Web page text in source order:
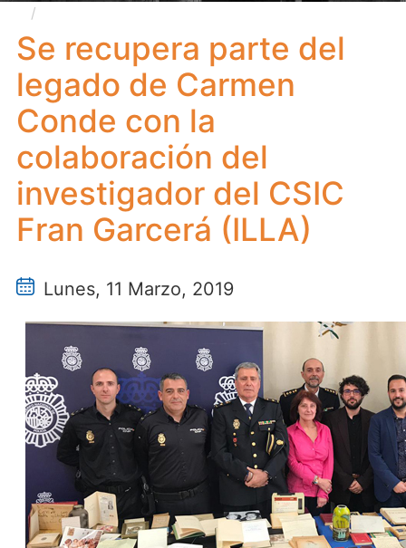
con la colaboración del investigador del CSIC Fran
Garcerá (ILLA)
Se recupera parte del
legado de Carmen
Conde con la
colaboración del
investigador del CSIC
Fran Garcerá (ILLA)
Lunes, 11 Marzo, 2019